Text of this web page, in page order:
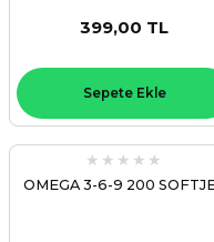
399,00 TL
Sepete Ekle
OMEGA 3-6-9 200